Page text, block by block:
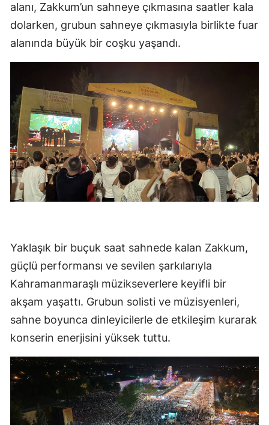
alanı, Zakkum’un sahneye çıkmasına saatler kala
dolarken, grubun sahneye çıkmasıyla birlikte fuar
alanında büyük bir coşku yaşandı.
Yaklaşık bir buçuk saat sahnede kalan Zakkum,
güçlü performansı ve sevilen şarkılarıyla
Kahramanmaraşlı müzikseverlere keyifli bir
akşam yaşattı. Grubun solisti ve müzisyenleri,
sahne boyunca dinleyicilerle de etkileşim kurarak
konserin enerjisini yüksek tuttu.